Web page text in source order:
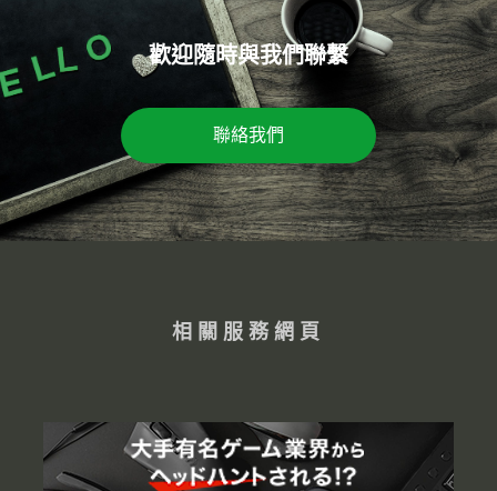
歡迎隨時與我們聯繫
聯絡我們
相關服務網頁